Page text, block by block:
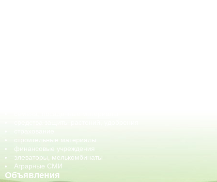
строительные материалы
финансовые учреждения
элеваторы, мелькомбинаты
Аграрные СМИ
Объявления